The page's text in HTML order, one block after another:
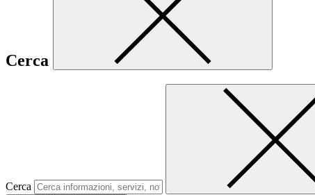
Cerca
Cerca